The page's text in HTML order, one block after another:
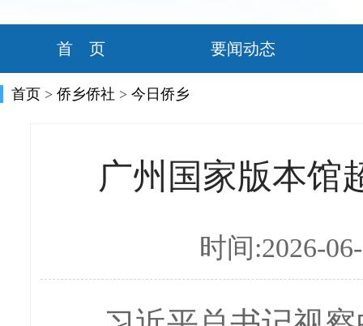
首 页 要闻动态
首页 > 侨乡侨社 > 今日侨乡
广州国家版本馆
时间:2026-